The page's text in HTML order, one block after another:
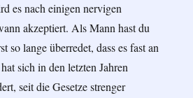
es nach einigen nervigen
akzeptiert. Als Mann hast du
so lange überredet, dass es fast an
sich in den letzten Jahren
seit die Gesetze strenger